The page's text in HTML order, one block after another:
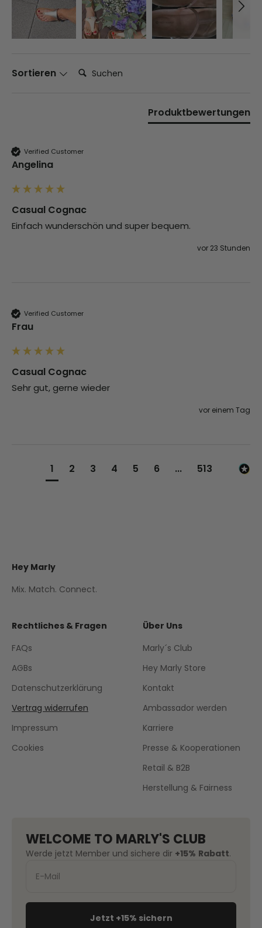
Sortieren Suchen:
Produktbewertungen
Verified Customer
Angelina
Casual Cognac
Einfach wunderschön und super bequem.
vor 23 Stunden
Verified Customer
Frau
Casual Cognac
Sehr gut, gerne wieder
vor einem Tag
1 2 3 4 5 6 ... 513
Hey Marly
Mix. Match. Connect.
Rechtliches & Fragen
FAQs
AGBs
Datenschutzerklärung
Vertrag widerrufen
Impressum
Cookies
Über Uns
Marly´s Club
Hey Marly Store
Kontakt
Ambassador werden
Karriere
Presse & Kooperationen
Retail & B2B
Herstellung & Fairness
WELCOME TO MARLY'S CLUB
Werde jetzt Member und sichere dir +15% Rabatt.
Jetzt +15% sichern